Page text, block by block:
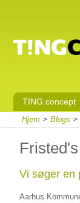
TING.concept
Hjem > Blogs >
Vi søger en
Aarhus